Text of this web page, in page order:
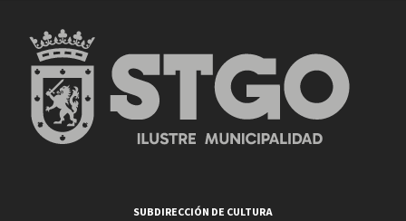
SUBDIRECCIÓN DE CULTURA